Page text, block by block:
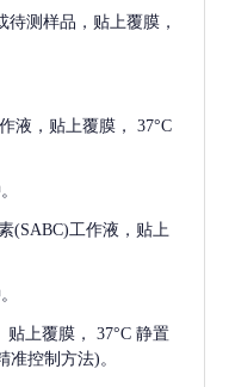
待测样品，贴上覆膜，
液，贴上覆膜， 37°C
(SABC)工作液，贴上
贴上覆膜， 37°C 静置
准控制方法)。